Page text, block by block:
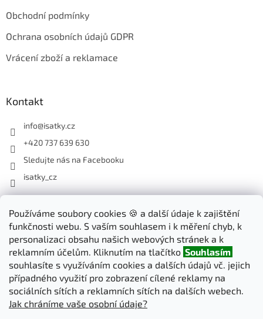
Používáme soubory cookies 🍪 a další údaje k zajištění
funkčnosti webu. S vaším souhlasem i k měření chyb, k
personalizaci obsahu našich webových stránek a k
reklamním účelům. Kliknutím na tlačítko Souhlasím
souhlasíte s využíváním cookies a dalších údajů vč. jejich
případného využití pro zobrazení cílené reklamy na
sociálních sítích a reklamních sítích na dalších webech.
Jak chráníme vaše osobní údaje?
Obchodní podmínky
Ochrana osobních údajů GDPR
Vrácení zboží a reklamace
Kontakt
info@isatky.cz
+420 737 639 630
Sledujte nás na Facebooku
isatky_cz
Odebírat newsletter
Vložte svůj e-mail a my vám budeme zasílat informace o nových
produktech na našem e-shopu.
E-mail
PŘIHLÁSIT SE